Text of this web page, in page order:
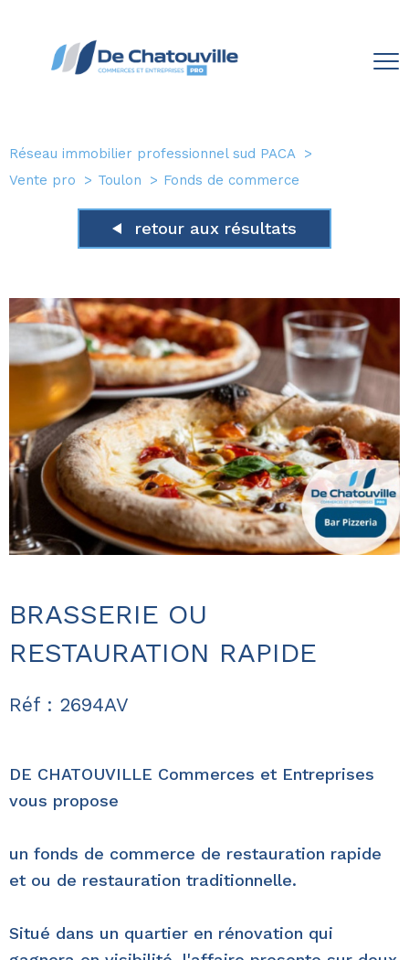
Réseau immobilier professionnel sud PACA
Vente pro
Toulon Fonds de commerce
retour aux résultats
BRASSERIE OU
RESTAURATION RAPIDE
Réf : 2694AV
DE CHATOUVILLE Commerces et Entreprises
vous propose
un fonds de commerce de restauration rapide
et ou de restauration traditionnelle.
Situé dans un quartier en rénovation qui